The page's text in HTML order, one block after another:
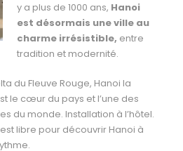
y a plus de 1000 ans, Hanoi
est désormais une ville au
charme irrésistible, entre
tradition et modernité.
du Fleuve Rouge, Hanoi la
le cœur du pays et l’une des
du monde. Installation à l’hôtel.
libre pour découvrir Hanoi à